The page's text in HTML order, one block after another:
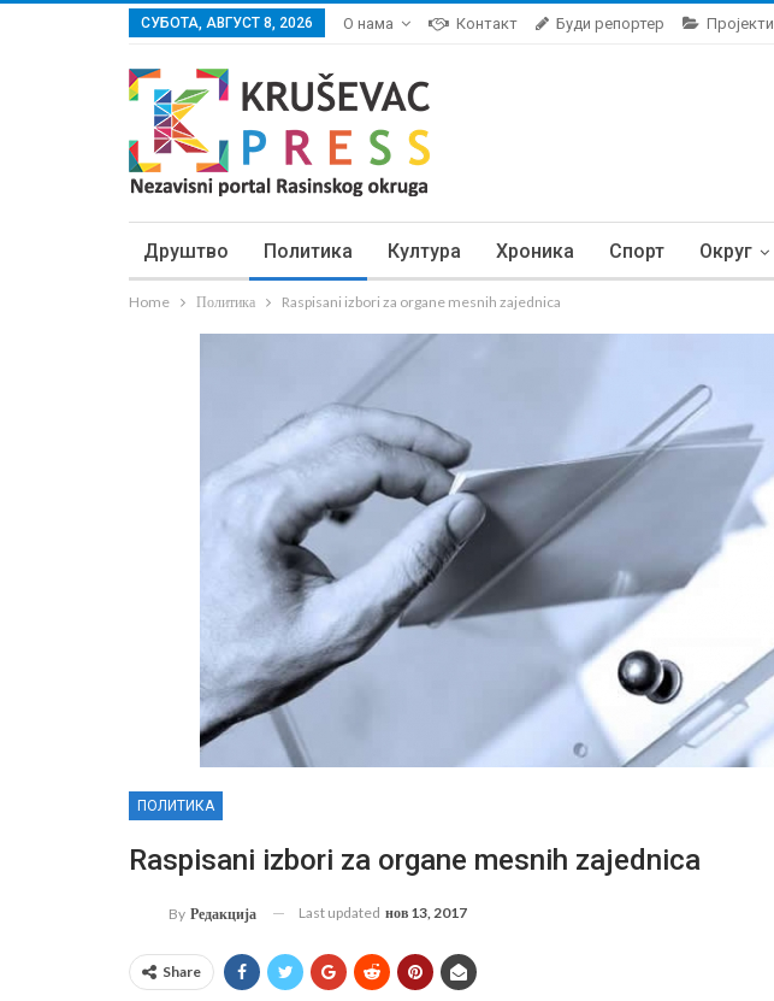
СУБОТА, АВГУСТ 8, 2026 О нама Контакт Буди репортер Пројекти
Друштво Политика Култура Хроника Спорт Округ
Home Политика Raspisani izbori za organe mesnih zajednica
ПОЛИТИКА
Raspisani izbori za organe mesnih zajednica
By Редакција Last updated нов 13, 2017
Share